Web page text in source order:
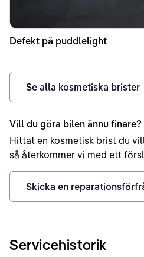
Defekt på puddlelight
Se alla kosmetiska brister
Vill du göra bilen ännu finare?
Hittat en kosmetisk brist du
så återkommer vi med ett
Skicka en
Servicehistorik